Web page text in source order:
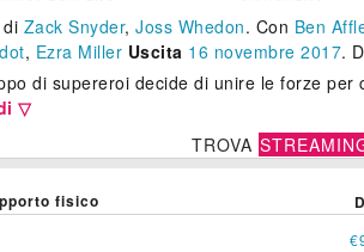
Zack Snyder, Joss Whedon. Con Ben
, Ezra Miller Uscita 16 novembre 2017.
di supereroi decide di unire le forze per
▽
TROVA
fisico